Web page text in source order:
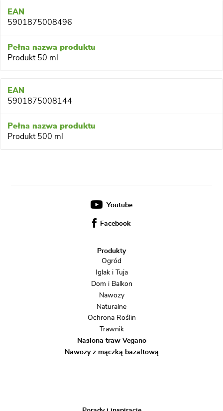
5901875008496
Produkt 50 ml
5901875008144
Produkt 500 ml
Youtube
Facebook
Produkty
Ogród
Iglak i Tuja
Dom i Balkon
Nawozy
Naturalne
Ochrona Roślin
Trawnik
Nasiona traw Vegano
Nawozy z mączką bazaltową